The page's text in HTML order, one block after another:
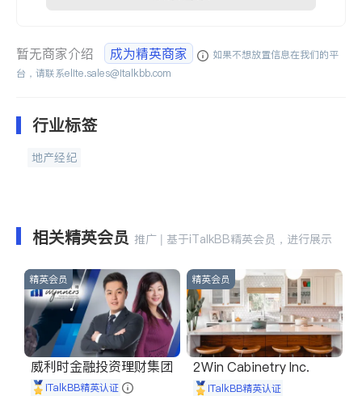
暂无商家介绍 成为精英商家
如果不想放置信息在我们的平
台，请联系elite.sales@italkbb.com
行业标签
地产经纪
相关精英会员 推广 | 基于iTalkBB精英会员，进行展示
精英会员
威利时金融投资理财集团
iTalkBB精英认证
精英会员
2Win Cabinetry Inc.
iTalkBB精英认证